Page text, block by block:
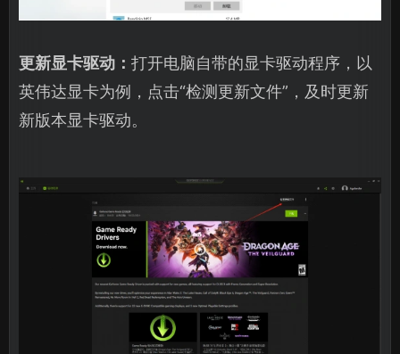
更新显卡驱动： 打开电脑自带的显卡驱动程序，以
英伟达显卡为例，点击“检测更新文件”，及时更新
新版本显卡驱动。